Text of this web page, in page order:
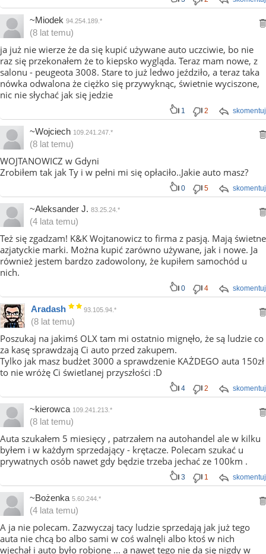
~Miodek 94.254.189.*
(8 lat temu)
ja już nie wierze że da się kupić używane auto uczciwie, bo nie
raz się przekonałem że to kiepsko wygląda. Teraz mam nowe, z
salonu - peugeota 3008. Stare to już ledwo jeździło, a teraz taka
nówka odwalona że ciężko się przywyknąc, świetnie wyciszone,
nic nie słychać jak się jedzie
skomentuj
1 2
~Wojciech 109.241.247.*
(8 lat temu)
WOJTANOWICZ w Gdyni
Zrobiłem tak jak Ty i w pełni mi się opłaciło..Jakie auto masz?
skomentuj
0 5
~Aleksander J. 83.25.24.*
(4 lata temu)
Też się zgadzam! K&K Wojtanowicz to firma z pasją. Mają świetne
azjatyckie marki. Można kupić zarówno używane, jak i nowe. Ja
również jestem bardzo zadowolony, że kupiłem samochód u
nich.
skomentuj
0 4
Aradash 93.105.94.*
(8 lat temu)
Poszukaj na jakimś OLX tam mi ostatnio mignęło, że są ludzie co
za kasę sprawdzają Ci auto przed zakupem.
Tylko jak masz budżet 3000 a sprawdzenie KAŻDEGO auta 150zł
to nie wróżę Ci świetlanej przyszłości :D
skomentuj
4 2
~kierowca 109.241.213.*
(8 lat temu)
Auta szukałem 5 miesięcy , patrzałem na autohandel ale w kilku
byłem i w każdym sprzedający - krętacze. Polecam szukać u
prywatnych osób nawet gdy będzie trzeba jechać ze 100km .
skomentuj
3 1
~Bożenka 5.60.244.*
(4 lata temu)
A ja nie polecam. Zazwyczaj tacy ludzie sprzedają jak już tego
auta nie chcą bo albo sami w coś walnęli albo ktoś w nich
wjechał i auto było robione ... a nawet tego nie da się nigdy w